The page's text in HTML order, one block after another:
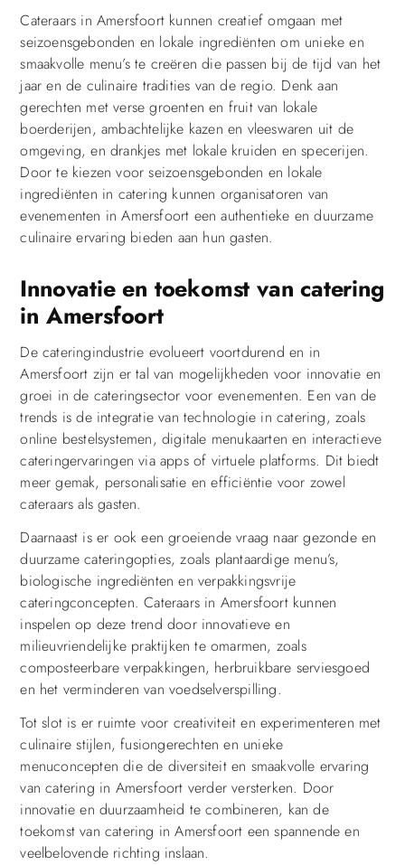
Cateraars in Amersfoort kunnen creatief omgaan met
seizoensgebonden en lokale ingrediënten om unieke en
smaakvolle menu’s te creëren die passen bij de tijd van het
jaar en de culinaire tradities van de regio. Denk aan
gerechten met verse groenten en fruit van lokale
boerderijen, ambachtelijke kazen en vleeswaren uit de
omgeving, en drankjes met lokale kruiden en specerijen.
Door te kiezen voor seizoensgebonden en lokale
ingrediënten in catering kunnen organisatoren van
evenementen in Amersfoort een authentieke en duurzame
culinaire ervaring bieden aan hun gasten.
Innovatie en toekomst van catering
in Amersfoort
De cateringindustrie evolueert voortdurend en in
Amersfoort zijn er tal van mogelijkheden voor innovatie en
groei in de cateringsector voor evenementen. Een van de
trends is de integratie van technologie in catering, zoals
online bestelsystemen, digitale menukaarten en interactieve
cateringervaringen via apps of virtuele platforms. Dit biedt
meer gemak, personalisatie en efficiëntie voor zowel
cateraars als gasten.
Daarnaast is er ook een groeiende vraag naar gezonde en
duurzame cateringopties, zoals plantaardige menu’s,
biologische ingrediënten en verpakkingsvrije
cateringconcepten. Cateraars in Amersfoort kunnen
inspelen op deze trend door innovatieve en
milieuvriendelijke praktijken te omarmen, zoals
composteerbare verpakkingen, herbruikbare serviesgoed
en het verminderen van voedselverspilling.
Tot slot is er ruimte voor creativiteit en experimenteren met
culinaire stijlen, fusiongerechten en unieke
menuconcepten die de diversiteit en smaakvolle ervaring
van catering in Amersfoort verder versterken. Door
innovatie en duurzaamheid te combineren, kan de
toekomst van catering in Amersfoort een spannende en
veelbelovende richting inslaan.